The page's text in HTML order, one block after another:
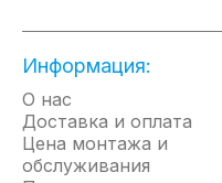
усовершенствован и
шума.
Покрытие
Fin. Технология Black
Информация:
О нас
Доставка и оплата
Цена монтажа и
обслуживания